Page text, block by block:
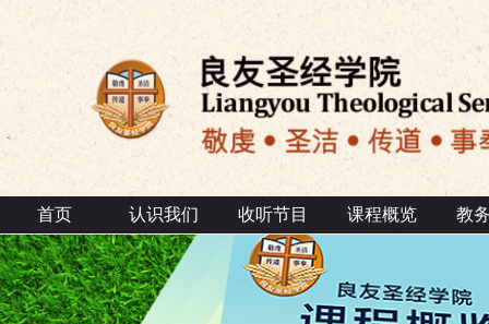
首页 认识我们 收听节目 课程概览 教